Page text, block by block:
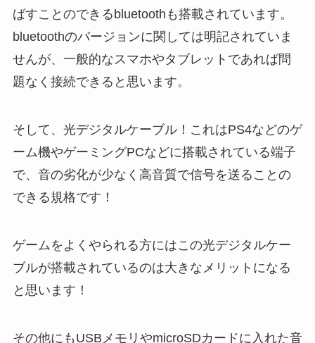
ばすことのできるbluetoothも搭載されています。
bluetoothのバージョンに関しては明記されていま
せんが、一般的なスマホやタブレットであれば問
題なく接続できると思います。
そして、光デジタルケーブル！これはPS4などのゲ
ーム機やゲーミングPCなどに搭載されている端子
で、音の劣化が少なく高音質で信号を送ることの
できる規格です！
ゲームをよくやられる方にはこの光デジタルケー
ブルが搭載されているのは大きなメリットになる
と思います！
その他にもUSBメモリやmicroSDカードに入れた音